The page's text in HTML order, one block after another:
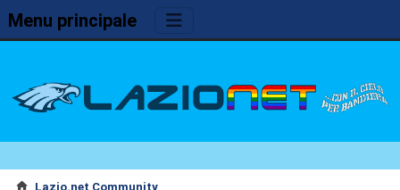
Menu principale
Lazio.net Community